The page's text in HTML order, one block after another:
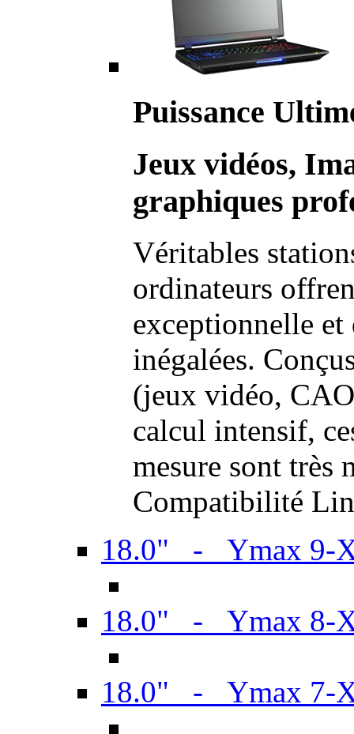
Puissance
Jeux vidéos,
graphiques
Véritables
ordinateurs
exceptionnelle et
inégalées.
(jeux vidéo,
calcul intensif,
mesure sont très
Compatibilité
18.0" - Ymax 9-
18.0" - Ymax 8-
18.0" - Ymax 7-